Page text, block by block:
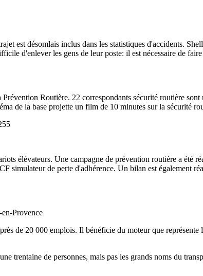
est désomlais inclus dans les statistiques d'accidents.
d'enlever les gens de leur poste: il est nécessaire de faire
Routière. 22 correspondants sécurité routière sont
de la base projette un film de 10 minutes sur la sécurité
élévateurs. Une campagne de prévention routière a été
simulateur de perte d'adhérence. Un bilan est également
Provence
de 20 000 emplois. Il bénéficie du moteur que
trentaine de personnes, mais pas les grands noms du